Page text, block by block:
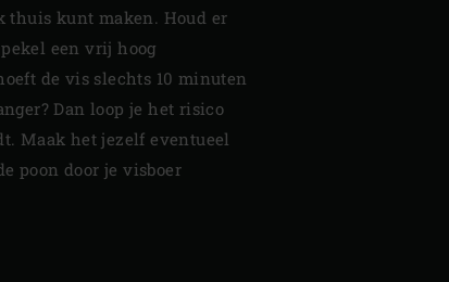
thuis kunt maken. Houd er
een vrij hoog
de vis slechts 10 minuten
Dan loop je het risico
Maak het jezelf eventueel
poon door je visboer